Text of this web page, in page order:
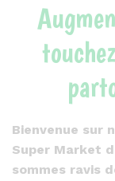
Bienvenue sur
Super Market
sommes ravis